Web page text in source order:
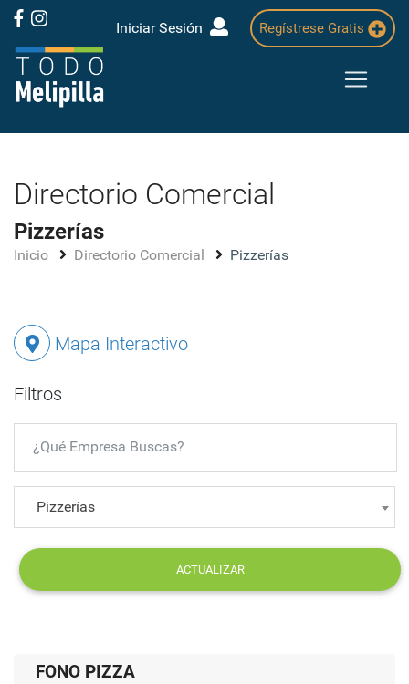
Iniciar Sesión Regístrese Gratis
Directorio Comercial
Pizzerías
Inicio Directorio Comercial Pizzerías
Mapa Interactivo
Filtros
Pizzerías
ACTUALIZAR
FONO PIZZA